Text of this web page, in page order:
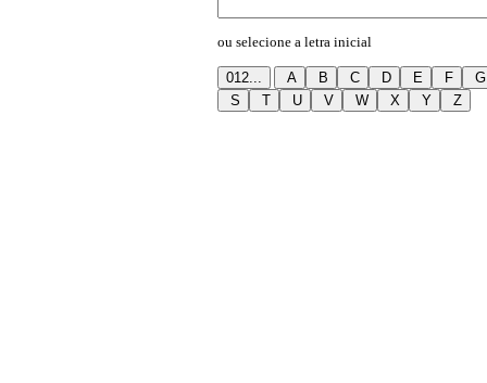
ou selecione a letra inicial